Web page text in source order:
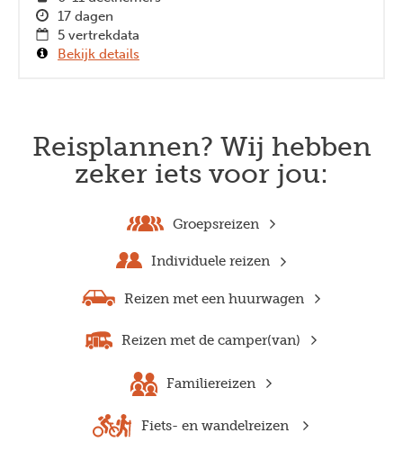
17 dagen
5 vertrekdata
Bekijk details
Reisplannen? Wij hebben
zeker iets voor jou:
Groepsreizen
Individuele reizen
Reizen met een huurwagen
Reizen met de camper(van)
Familiereizen
Fiets- en wandelreizen